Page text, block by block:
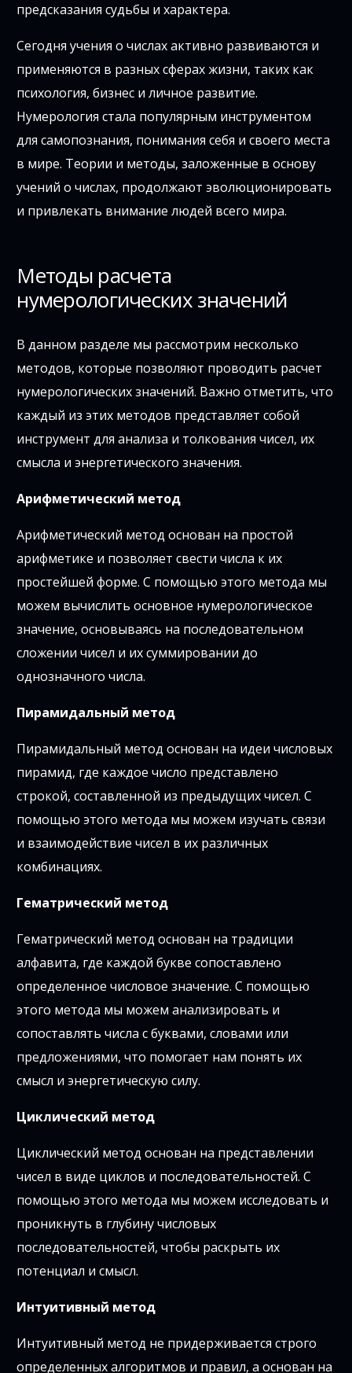
предсказания судьбы и характера.
Сегодня учения о числах активно развиваются и
применяются в разных сферах жизни, таких как
психология, бизнес и личное развитие.
Нумерология стала популярным инструментом
для самопознания, понимания себя и своего места
в мире. Теории и методы, заложенные в основу
учений о числах, продолжают эволюционировать
и привлекать внимание людей всего мира.
Методы расчета
нумерологических значений
В данном разделе мы рассмотрим несколько
методов, которые позволяют проводить расчет
нумерологических значений. Важно отметить, что
каждый из этих методов представляет собой
инструмент для анализа и толкования чисел, их
смысла и энергетического значения.
Арифметический метод
Арифметический метод основан на простой
арифметике и позволяет свести числа к их
простейшей форме. С помощью этого метода мы
можем вычислить основное нумерологическое
значение, основываясь на последовательном
сложении чисел и их суммировании до
однозначного числа.
Пирамидальный метод
Пирамидальный метод основан на идеи числовых
пирамид, где каждое число представлено
строкой, составленной из предыдущих чисел. С
помощью этого метода мы можем изучать связи
и взаимодействие чисел в их различных
комбинациях.
Гематрический метод
Гематрический метод основан на традиции
алфавита, где каждой букве сопоставлено
определенное числовое значение. С помощью
этого метода мы можем анализировать и
сопоставлять числа с буквами, словами или
предложениями, что помогает нам понять их
смысл и энергетическую силу.
Циклический метод
Циклический метод основан на представлении
чисел в виде циклов и последовательностей. С
помощью этого метода мы можем исследовать и
проникнуть в глубину числовых
последовательностей, чтобы раскрыть их
потенциал и смысл.
Интуитивный метод
Интуитивный метод не придерживается строго
определенных алгоритмов и правил, а основан на